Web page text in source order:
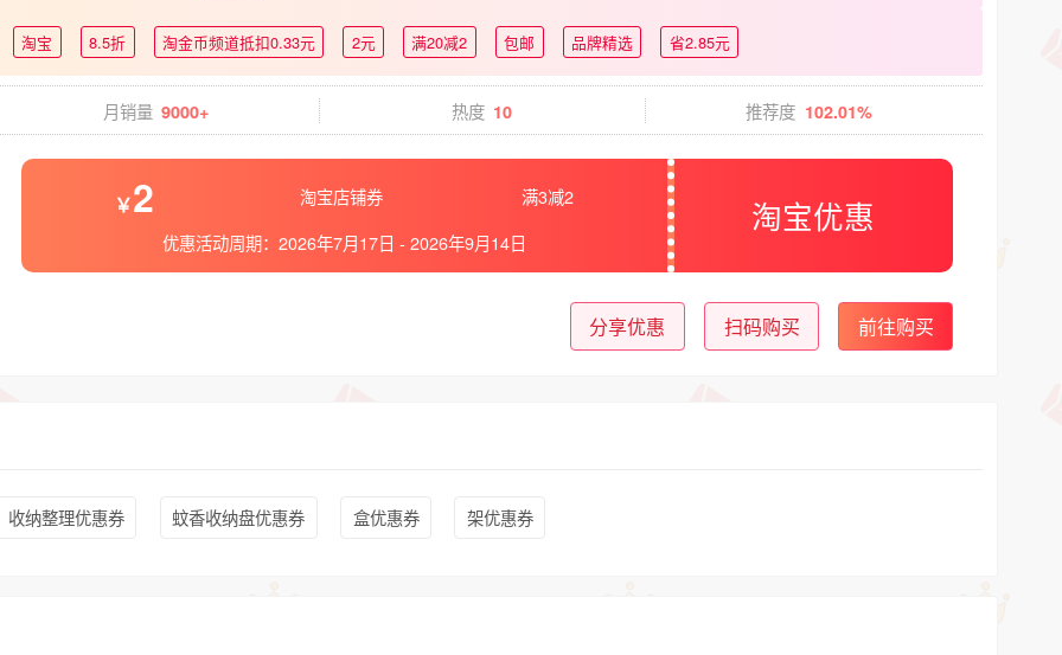
淘宝 8.5折 淘金币频道抵扣0.33元 2元 满20减2 包邮 品牌精选 省2.85元
月销量 9000+ 热度 10 推荐度 102.01%
2 淘宝店铺券
满3减2
优惠活动周期： 2026年7月17日 - 2026年9月14日
淘宝优惠
分享优惠 扫码购买 前往购买
收纳整理优惠券 蚊香收纳盘优惠券 盒优惠券 架优惠券